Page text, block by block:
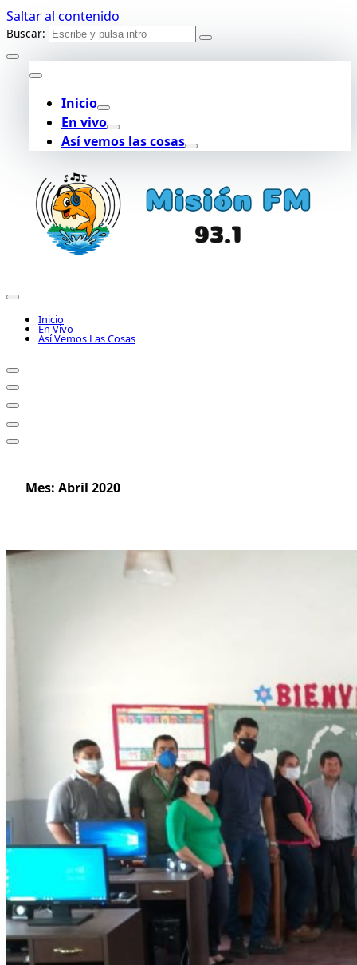
Saltar al contenido
Buscar:
Inicio
En vivo
Así vemos las cosas
Inicio
En Vivo
Así Vemos Las Cosas
Mes: Abril 2020